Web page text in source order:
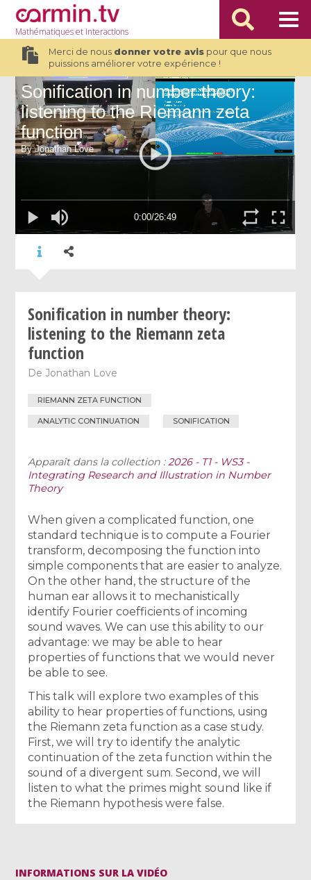
Mathématiqueset Interactions
Merci de nous donner votre avispour que nous
puissions améliorer votre expérience !
Sonification in number theory:
listening to the Riemann zeta
function
DeJonathan Love
RIEMANN ZETA FUNCTION
ANALYTIC CONTINUATION SONIFICATION
Apparaît dans la collection :2026 - T1 - WS3 -
Integrating Research and Illustration in Number
Theory
When given a complicated function, one
standard technique is to compute a Fourier
transform, decomposing the function into
simple components that are easier to analyze.
On the other hand, the structure of the
human ear allows it to mechanistically
identify Fourier coefficients of incoming
sound waves. We can use this ability to our
advantage: we may be able to hear
properties of functions that we would never
be able to see.
This talk will explore two examples of this
ability to hear properties of functions, using
the Riemann zeta function as a case study.
First, we will try to identify the analytic
continuation of the zeta function within the
sound of a divergent sum. Second, we will
listen to what the primes might sound like if
the Riemann hypothesis were false.
INFORMATIONS SUR LA VIDÉO